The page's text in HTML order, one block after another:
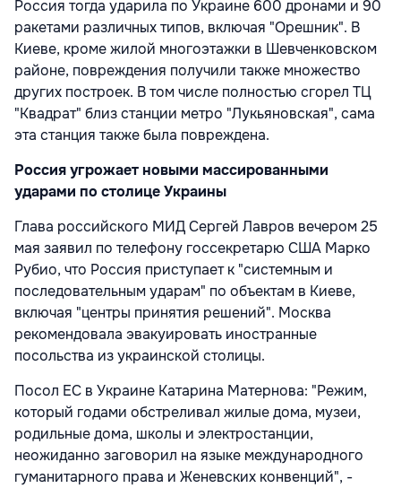
Россия тогда ударила по Украине 600 дронами и 90
ракетами различных типов, включая "Орешник". В
Киеве, кроме жилой многоэтажки в Шевченковском
районе, повреждения получили также множество
других построек. В том числе полностью сгорел ТЦ
"Квадрат" близ станции метро "Лукьяновская", сама
эта станция также была повреждена.
Россия угрожает новыми массированными
ударами по столице Украины
Глава российского МИД Сергей Лавров вечером 25
мая заявил по телефону госсекретарю США Марко
Рубио, что Россия приступает к "системным и
последовательным ударам" по объектам в Киеве,
включая "центры принятия решений". Москва
рекомендовала эвакуировать иностранные
посольства из украинской столицы.
Посол ЕС в Украине Катарина Матернова: "Режим,
который годами обстреливал жилые дома, музеи,
родильные дома, школы и электростанции,
неожиданно заговорил на языке международного
гуманитарного права и Женевских конвенций", -